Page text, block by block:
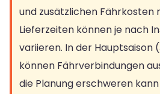
und zusätzlichen Fährkosten
Lieferzeiten können je nach
variieren. In der Hauptsaison
können Fährverbindungen
die Planung erschweren